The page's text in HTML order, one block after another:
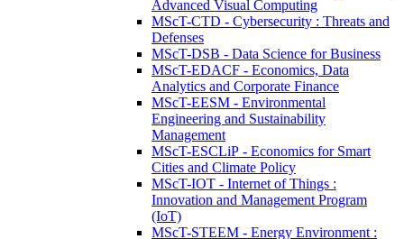
Advanced Visual Computing
MScT-CTD - Cybersecurity : Threats and
Defenses
MScT-DSB - Data Science for Business
MScT-EDACF - Economics, Data
Analytics and Corporate Finance
MScT-EESM - Environmental
Engineering and Sustainability
Management
MScT-ESCLiP - Economics for Smart
Cities and Climate Policy
MScT-IOT - Internet of Things :
Innovation and Management Program
(IoT)
MScT-STEEM - Energy Environment :